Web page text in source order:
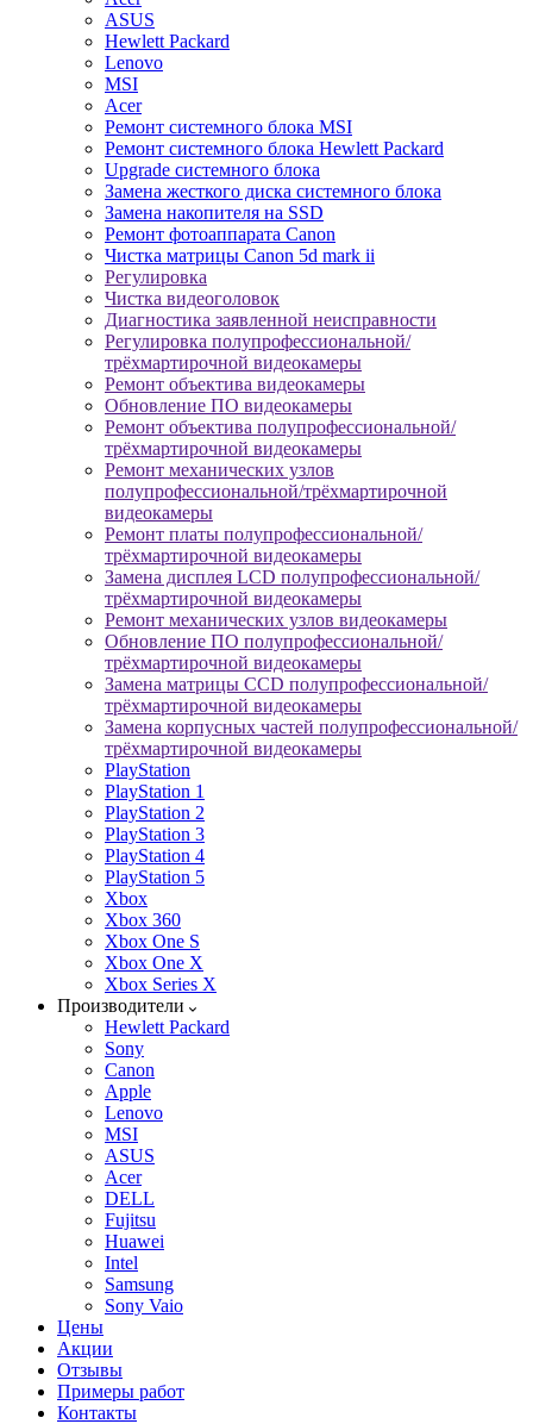
ASUS
Hewlett Packard
Lenovo
MSI
Acer
Ремонт системного блока MSI
Ремонт системного блока Hewlett Packard
Upgrade системного блока
Замена жесткого диска системного блока
Замена накопителя на SSD
Ремонт фотоаппарата Canon
Чистка матрицы Canon 5d mark ii
Регулировка
Чистка видеоголовок
Диагностика заявленной неисправности
Регулировка полупрофессиональной/
трёхмартирочной видеокамеры
Ремонт объектива видеокамеры
Обновление ПО видеокамеры
Ремонт объектива полупрофессиональной/
трёхмартирочной видеокамеры
Ремонт механических узлов
полупрофессиональной/трёхмартирочной
видеокамеры
Ремонт платы полупрофессиональной/
трёхмартирочной видеокамеры
Замена дисплея LCD полупрофессиональной/
трёхмартирочной видеокамеры
Ремонт механических узлов видеокамеры
Обновление ПО полупрофессиональной/
трёхмартирочной видеокамеры
Замена матрицы CCD полупрофессиональной/
трёхмартирочной видеокамеры
Замена корпусных частей полупрофессиональной/
трёхмартирочной видеокамеры
PlayStation
PlayStation 1
PlayStation 2
PlayStation 3
PlayStation 4
PlayStation 5
Xbox
Xbox 360
Xbox One S
Xbox One X
Xbox Series X
Производители
Hewlett Packard
Sony
Canon
Apple
Lenovo
MSI
ASUS
Acer
DELL
Fujitsu
Huawei
Intel
Samsung
Sony Vaio
Цены
Акции
Отзывы
Примеры работ
Контакты